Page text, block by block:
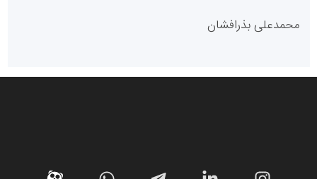
پایگاه خبری گفتمان یزد
محمدعلی بذرافشان